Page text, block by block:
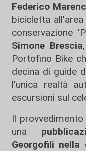
Federico
bicicletta
conservazione
Simone Brescia
Portofino Bike
decina di guide
l'unica realtà
escursioni sul
Il
una
Georgofili